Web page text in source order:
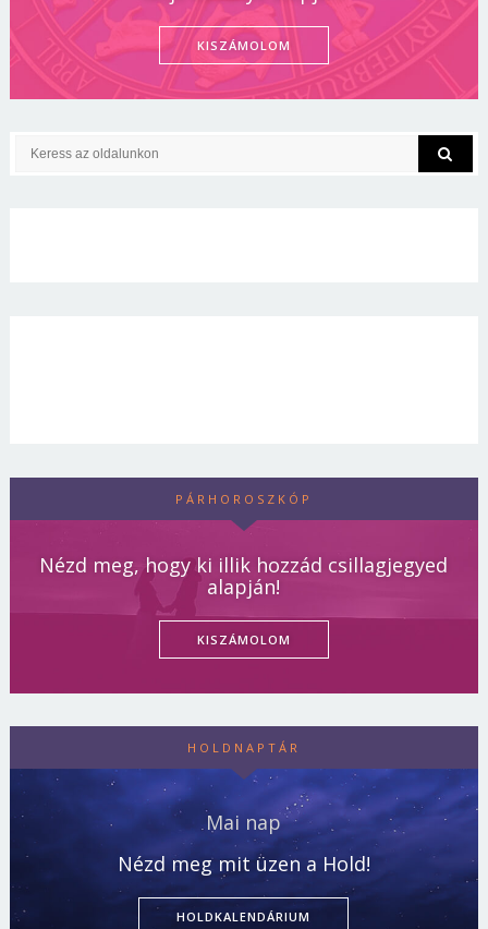
KISZÁMOLOM
PÁRHOROSZKÓP
Nézd meg, hogy ki illik hozzád csillagjegyed
alapján!
KISZÁMOLOM
HOLDNAPTÁR
Mai nap
Nézd meg mit üzen a Hold!
HOLDKALENDÁRIUM